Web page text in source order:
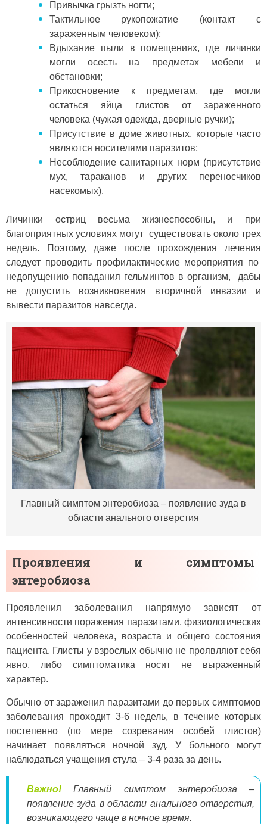
Привычка грызть ногти;
Тактильное рукопожатие (контакт с
зараженным человеком);
Вдыхание пыли в помещениях, где личинки
могли осесть на предметах мебели и
обстановки;
Прикосновение к предметам, где могли
остаться яйца глистов от зараженного
человека (чужая одежда, дверные ручки);
Присутствие в доме животных, которые часто
являются носителями паразитов;
Несоблюдение санитарных норм (присутствие
мух, тараканов и других переносчиков
насекомых).
Личинки остриц весьма жизнеспособны, и при
благоприятных условиях могут существовать около трех
недель. Поэтому, даже после прохождения лечения
следует проводить профилактические мероприятия по
недопущению попадания гельминтов в организм, дабы
не допустить возникновения вторичной инвазии и
вывести паразитов навсегда.
Главный симптом энтеробиоза – появление зуда в
области анального отверстия
Проявления и симптомы
энтеробиоза
Проявления заболевания напрямую зависят от
интенсивности поражения паразитами, физиологических
особенностей человека, возраста и общего состояния
пациента. Глисты у взрослых обычно не проявляют себя
явно, либо симптоматика носит не выраженный
характер.
Обычно от заражения паразитами до первых симптомов
заболевания проходит 3-6 недель, в течение которых
постепенно (по мере созревания особей глистов)
начинает появляться ночной зуд. У больного могут
наблюдаться учащения стула – 3-4 раза за день.
Важно! Главный симптом энтеробиоза –
появление зуда в области анального отверстия,
возникающего чаще в ночное время.